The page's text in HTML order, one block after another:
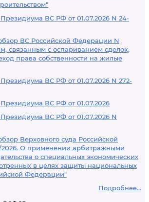
ВС РФ от 01.07.2026 N 24-
ВС Российской Федерации N
связанным с оспариванием сделок,
права собственности на жилые
ВС РФ от 01.07.2026 N 272-
ВС РФ от 01.07.2026
ВС РФ от 01.07.2026 N
Верховного суда Российской
О применении арбитражными
о специальных экономических
в целях защиты национальных
Федерации"
Подробнее...